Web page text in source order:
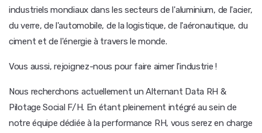
industriels mondiaux dans les secteurs de l'aluminium, de l'acier,
du verre, de l'automobile, de la logistique, de l'aéronautique, du
ciment et de l'énergie à travers le monde.
Vous aussi, rejoignez-nous pour faire aimer l'industrie !
Nous recherchons actuellement un Alternant Data RH &
Pilotage Social F/H. En étant pleinement intégré au sein de
notre équipe dédiée à la performance RH, vous serez en charge